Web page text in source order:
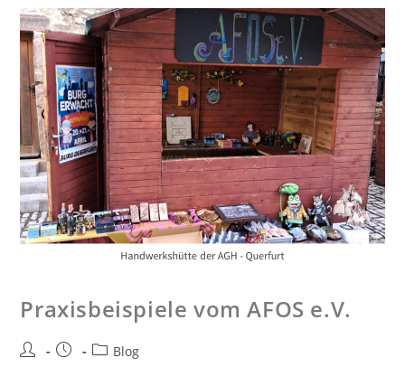
Pra­xis­bei­spie­le vom AFOS e.V.
Blog